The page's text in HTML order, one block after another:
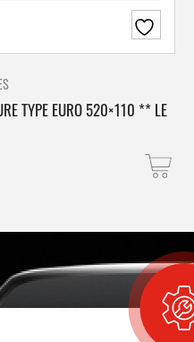
TYPE EURO 520×110 ** LE